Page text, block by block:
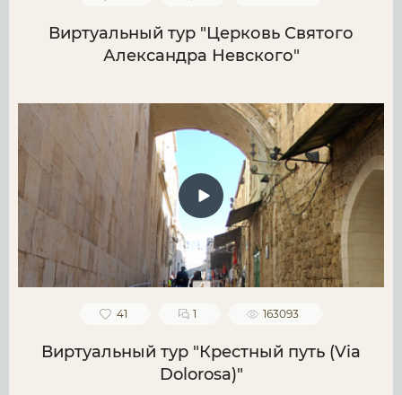
Виртуальный тур "Церковь Святого
Александра Невского"
41 1 163093
Виртуальный тур "Крестный путь (Via
Dolorosa)"